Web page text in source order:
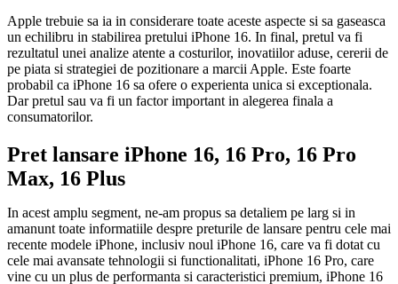
Apple trebuie sa ia in considerare toate aceste aspecte si sa gaseasca
un echilibru in stabilirea pretului iPhone 16. In final, pretul va fi
rezultatul unei analize atente a costurilor, inovatiilor aduse, cererii de
pe piata si strategiei de pozitionare a marcii Apple. Este foarte
probabil ca iPhone 16 sa ofere o experienta unica si exceptionala.
Dar pretul sau va fi un factor important in alegerea finala a
consumatorilor.
Pret lansare iPhone 16, 16 Pro, 16 Pro
Max, 16 Plus
In acest amplu segment, ne-am propus sa detaliem pe larg si in
amanunt toate informatiile despre preturile de lansare pentru cele mai
recente modele iPhone, inclusiv noul iPhone 16, care va fi dotat cu
cele mai avansate tehnologii si functionalitati, iPhone 16 Pro, care
vine cu un plus de performanta si caracteristici premium, iPhone 16